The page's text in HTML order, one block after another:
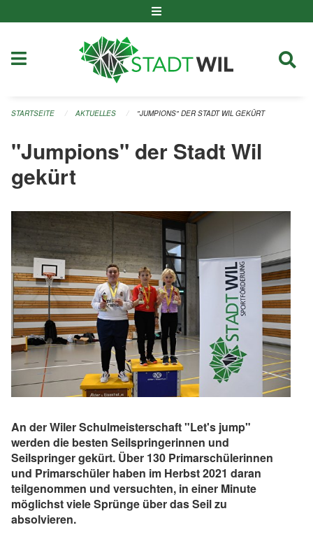
STARTSEITE AKTUELLES "JUMPIONS" DER STADT WIL GEKÜRT
"Jumpions" der Stadt Wil
gekürt
An der Wiler Schulmeisterschaft "Let's jump"
werden die besten Seilspringerinnen und
Seilspringer gekürt. Über 130 Primarschülerinnen
und Primarschüler haben im Herbst 2021 daran
teilgenommen und versuchten, in einer Minute
möglichst viele Sprünge über das Seil zu
absolvieren.